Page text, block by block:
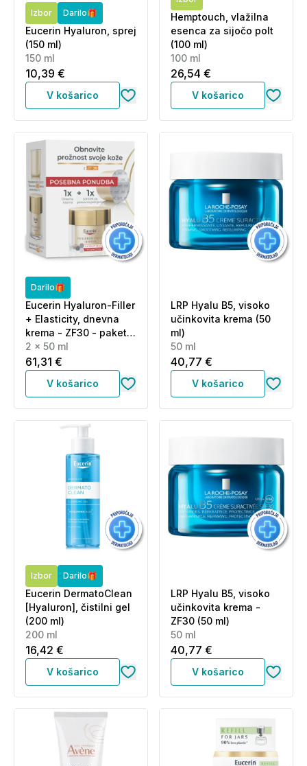
Izbor Darilo🎁
Eucerin Hyaluron, sprej
(150 ml)
150 ml
10,39 €
V košarico
Hemptouch, vlažilna
esenca za sijočo polt
(100 ml)
100 ml
26,54 €
V košarico
Darilo🎁
Eucerin Hyaluron-Filler
+ Elasticity, dnevna
krema - ZF30 - paket
(2 x 50 ml)
2 x 50 ml
61,31 €
V košarico
LRP Hyalu B5, visoko
učinkovita krema (50
ml)
50 ml
40,77 €
V košarico
Izbor Darilo🎁
Eucerin DermatoClean
[Hyaluron], čistilni gel
(200 ml)
200 ml
16,42 €
V košarico
LRP Hyalu B5, visoko
učinkovita krema -
ZF30 (50 ml)
50 ml
40,77 €
V košarico